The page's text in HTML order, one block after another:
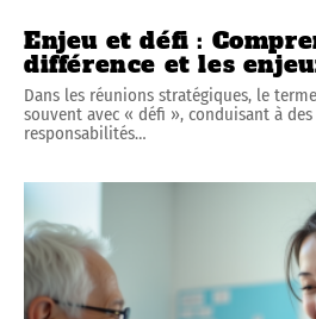
Enjeu et défi :
différence et les
Dans les réunions stratégiques, le
souvent avec « défi », conduisant à
responsabilités…